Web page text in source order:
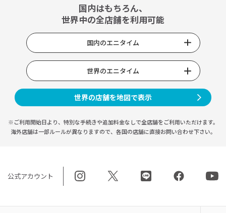
国内はもちろん、
世界中の全店舗を利用可能
国内のエニタイム
世界のエニタイム
世界の店舗を地図で表示
※ご利用開始日より、特別な手続きや追加料金なしで全店舗をご利用いただけます。
海外店舗は一部ルールが異なりますので、 各国の店舗に直接お問い合わせ下さい。
公式アカウント